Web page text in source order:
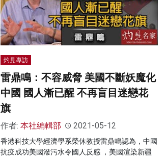
灼見專訪
雷鼎鳴：不容威脅 美國不斷妖魔化
中國 國人漸已醒 不再盲目迷戀花
旗
作者: 本社編輯部 2021-05-12
香港科技大學經濟學系榮休教授雷鼎鳴認為，中國
抗疫成功美國潑污水令國人反感 ，美國渲染新疆